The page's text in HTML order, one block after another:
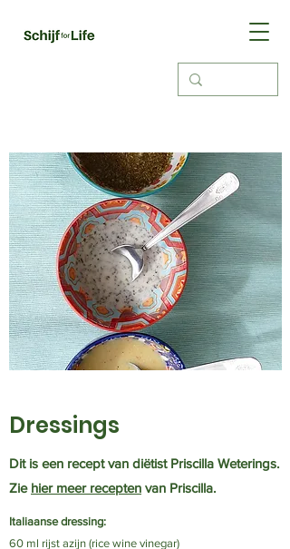
Dressings
Dit is een recept van diëtist Priscilla Weterings.
Zie hier meer recepten van Priscilla.
Italiaanse dressing:
60 ml rijst azijn (rice wine vinegar)